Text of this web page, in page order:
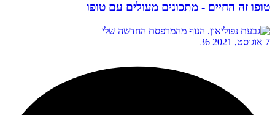
טופו זה החיים - מתכונים מעולים עם טופו
7 אוגוסט, 2021 36